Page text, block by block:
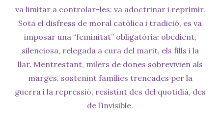
va limitar a controlar-les: va adoctrinar i reprimir.
Sota el disfress de moral catòlica i tradició, es va
imposar una “feminitat” obligatòria: obedient,
silenciosa, relegada a cura del marit, els fills i la
llar. Mentrestant, milers de dones sobrevivien als
marges, sostenint famílies trencades per la
guerra i la repressió, resistint des del quotidià, des
de l’invisible.